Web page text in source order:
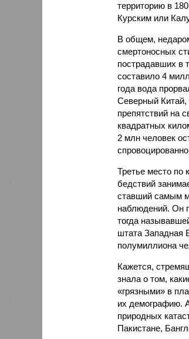
территорию в
Курским или
В общем,
смертоносных
пострадавших в
составило 4
года вода
Северный Китай,
препятствий на
квадратных
2 млн человек
Третье место по
бедствий
ставший самым
наблюдений. Он
тогда
штата Западная
полумиллиона
Кажется,
знала о том,
«грязными» в
их демографию.
природных
Пакистане,